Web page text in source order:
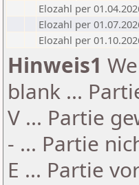
Elozahl per
Elozahl per
Elozahl per
Hinweis1
blank ...
V ... Partie
- ... Partie
E ... Partie